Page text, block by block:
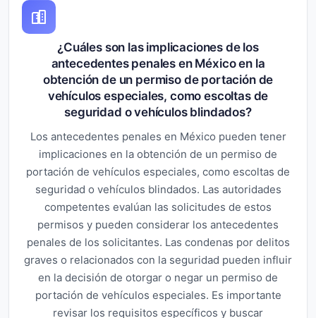
¿Cuáles son las implicaciones de los
antecedentes penales en México en la
obtención de un permiso de portación de
vehículos especiales, como escoltas de
seguridad o vehículos blindados?
Los antecedentes penales en México pueden tener
implicaciones en la obtención de un permiso de
portación de vehículos especiales, como escoltas de
seguridad o vehículos blindados. Las autoridades
competentes evalúan las solicitudes de estos
permisos y pueden considerar los antecedentes
penales de los solicitantes. Las condenas por delitos
graves o relacionados con la seguridad pueden influir
en la decisión de otorgar o negar un permiso de
portación de vehículos especiales. Es importante
revisar los requisitos específicos y buscar